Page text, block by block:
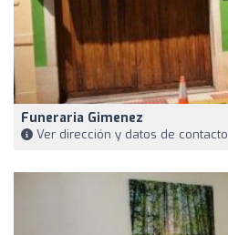
Funeraria Gimenez
Ver dirección y datos de contacto